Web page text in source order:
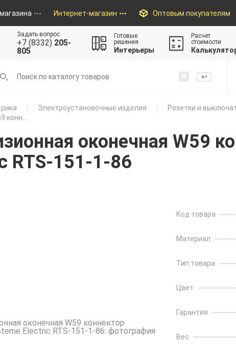
Интернет-магазин Оптовым покупателям
Задать вопрос
+7 (8332) 205-
805
Готовые
решения
Интерьеры
Расчет
стоимости
Электроустановочные изделия
Розетки и
конн...
оконечная W59
RTS-151-1-86
Код товара
Материал
Тип товара
Цвет
Гарантия
Вес